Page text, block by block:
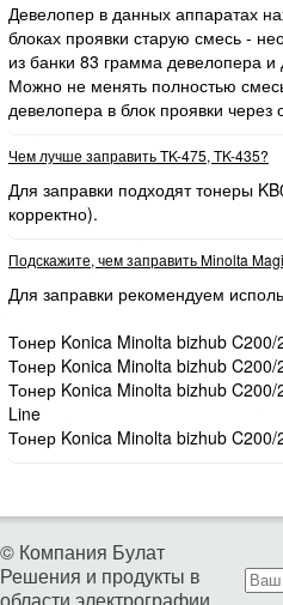
Девелопер в данных аппаратах
блоках проявки старую смесь -
из банки 83 грамма девелопера
Можно не менять полностью
девелопера в блок проявки через
Чем лучше заправить TK-475, TK-435?
Для заправки подходят тонеры
корректно).
Подскажите, чем заправить Minolta
Для заправки рекомендуем
Тонер Konica Minolta bizhub
Тонер Konica Minolta bizhub
Тонер Konica Minolta bizhub
Line
Тонер Konica Minolta bizhub
© Компания Булат
Решения и продукты в